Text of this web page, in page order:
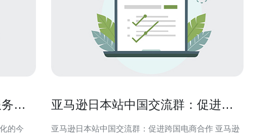
分
亚马逊日本站中国交流群：促进跨
亚马逊日本站中国交流群：促进跨国电商合作 亚马逊